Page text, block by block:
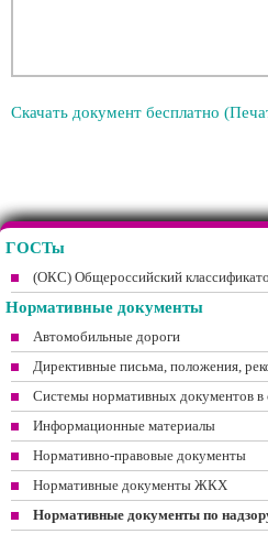
Скачать документ бесплатно
ГОСТы
(ОКС) Общероссийский
Нормативные документы
Автомобильные дороги
Директивные письма, положения,
Системы нормативных документов в
Информационные материалы
Нормативно-правовые документы
Нормативные документы ЖКХ
Нормативные документы по